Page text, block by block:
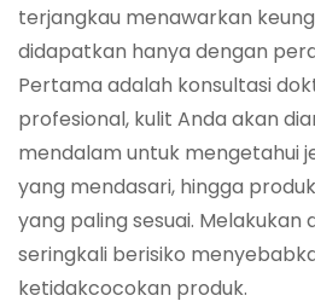
terjangkau menawarkan
didapatkan hanya dengan
Pertama adalah konsultasi
profesional, kulit Anda akan
mendalam untuk mengetahui
yang mendasari, hingga
yang paling sesuai. Melakukan
seringkali berisiko
ketidakcocokan produk.